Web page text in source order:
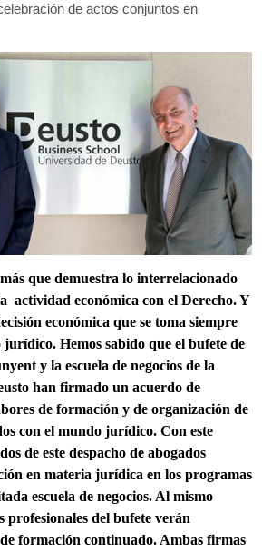
de actos conjuntos en
que demuestra lo interrelacionado
actividad económica con el Derecho. Y
económica que se toma siempre
Hemos sabido que el bufete de
y la escuela de negocios de la
han firmado un acuerdo de
de formación y de organización de
con el mundo jurídico. Con este
de este despacho de abogados
en materia jurídica en los programas
escuela de negocios. Al mismo
profesionales del bufete verán
formación continuado. Ambas firmas